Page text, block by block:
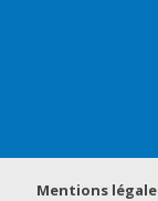
Mentions